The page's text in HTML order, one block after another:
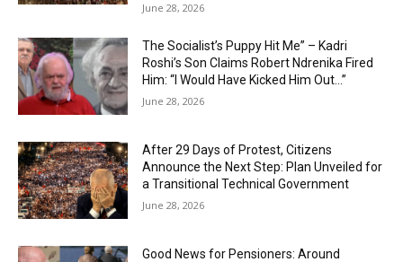
June 28, 2026
The Socialist’s Puppy Hit Me” – Kadri
Roshi’s Son Claims Robert Ndrenika Fired
Him: “I Would Have Kicked Him Out…”
June 28, 2026
After 29 Days of Protest, Citizens
Announce the Next Step: Plan Unveiled for
a Transitional Technical Government
June 28, 2026
Good News for Pensioners: Around